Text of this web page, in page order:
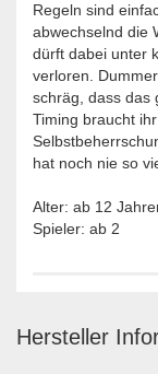
Regeln sind
abwechselnd die
dürft dabei unter
verloren.
schräg, dass das
Timing braucht
hat noch nie so
Alter: ab 12
Spieler: ab 2
Hersteller